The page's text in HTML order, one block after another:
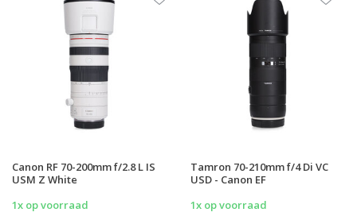
Canon RF 70-200mm f/2.8 L IS
USM Z White
1x op voorraad
Tamron 70-210mm f/4 Di VC
USD - Canon EF
1x op voorraad